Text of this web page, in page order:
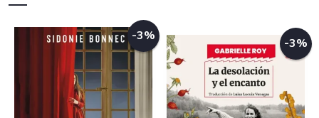
-3% -3%